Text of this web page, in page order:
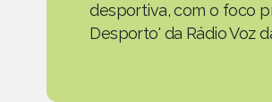
desportiva, com o foco
Desporto' da Rádio Voz